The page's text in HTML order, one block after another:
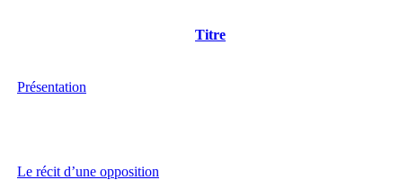
Titre
Présentation
Le récit d’une opposition